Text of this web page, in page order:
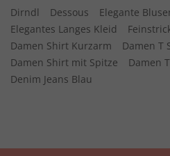
Dirndl Dessous
Elegante
Elegantes Langes Kleid
Damen Shirt Kurzarm
Damen T
Damen Shirt mit Spitze
Damen
Denim Jeans Blau